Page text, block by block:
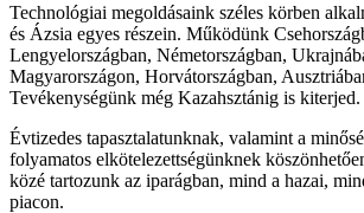
Technológiai megoldásaink széles körben
és Ázsia egyes részein. Működünk
Lengyelországban, Németországban,
Magyarországon, Horvátországban,
Tevékenységünk még Kazahsztánig is kiterjed.
Évtizedes tapasztalatunknak, valamint a
folyamatos elkötelezettségünknek
közé tartozunk az iparágban, mind a hazai,
piacon.